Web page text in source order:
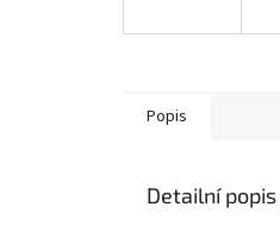
Popis
Detailní